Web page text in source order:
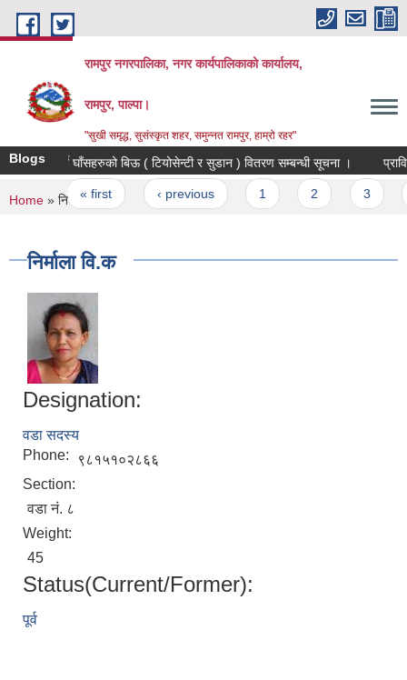
Skip to main content
रामपुर नगरपालिका, नगर कार्यपालिकाको कार्यालय,
रामपुर, पाल्पा।
"सुखी समृद्ध, सुसंस्कृत शहर, समुन्नत रामपुर, हाम्रो रहर"
Blogs वर्षे घाँसहरुको बिऊ ( टियोसेन्टी र सुडान ) वितरण सम्बन्धी सूचना ।
Pages
« first ‹ previous
You are here
Home » निर्माला वि.क
निर्माला वि.क
Designation:
वडा सदस्य
Phone:
९८१५१०२८६६
Section:
वडा नं. ८
Weight:
45
Status(Current/Former):
पूर्व